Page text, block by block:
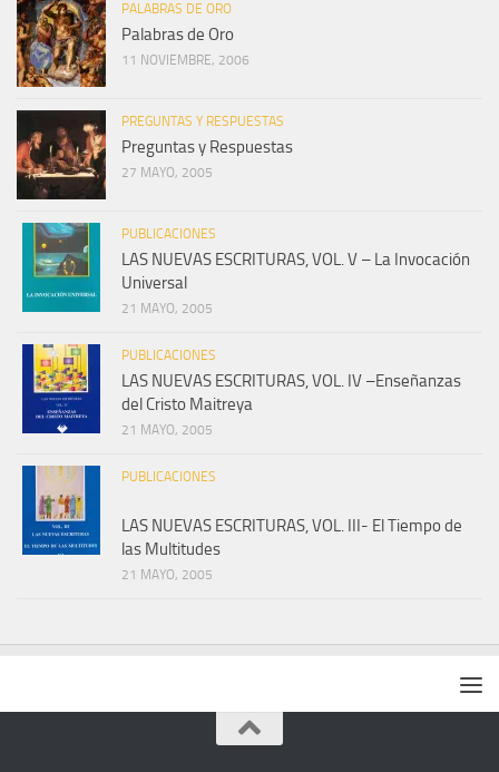
PALABRAS DE ORO
Palabras de Oro
11 NOVIEMBRE, 2006
PREGUNTAS Y RESPUESTAS
Preguntas y Respuestas
27 MAYO, 2005
PUBLICACIONES
LAS NUEVAS ESCRITURAS, VOL. V – La Invocación
Universal
21 MAYO, 2005
PUBLICACIONES
LAS NUEVAS ESCRITURAS, VOL. IV –Enseñanzas
del Cristo Maitreya
21 MAYO, 2005
PUBLICACIONES
LAS NUEVAS ESCRITURAS, VOL. III- El Tiempo de
las Multitudes
21 MAYO, 2005